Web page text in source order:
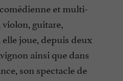
et multi-
guitare,
joue, depuis deux
ainsi que dans
son spectacle de